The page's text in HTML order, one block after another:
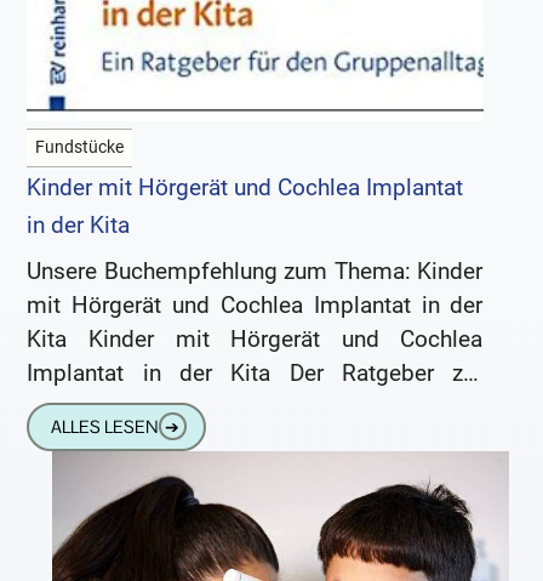
Fundstücke
Kinder mit Hörgerät und Cochlea Implantat
in der Kita
Unsere Buchempfehlung zum Thema: Kinder
mit Hörgerät und Cochlea Implantat in der
Kita Kinder mit Hörgerät und Cochlea
Implantat in der Kita Der Ratgeber zur
Inklusion von Kindern mit Hörstörungen
ALLES LESEN ➔